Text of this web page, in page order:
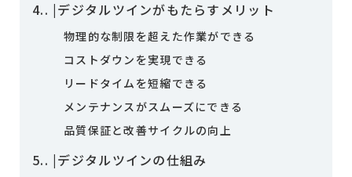
4. |デジタルツインがもたらすメリット
物理的な制限を超えた作業ができる
コストダウンを実現できる
リードタイムを短縮できる
メンテナンスがスムーズにできる
品質保証と改善サイクルの向上
5. |デジタルツインの仕組み